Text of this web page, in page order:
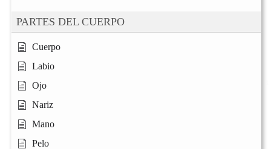
PARTES DEL CUERPO
Cuerpo
Labio
Ojo
Nariz
Mano
Pelo